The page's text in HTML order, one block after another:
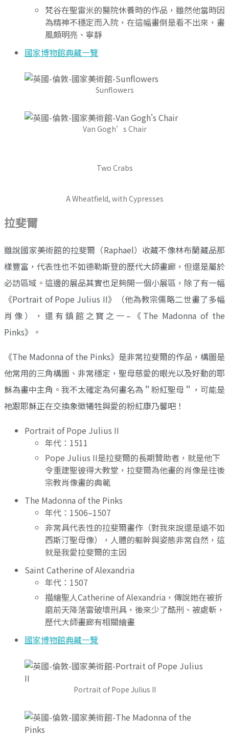
梵谷在聖雷米的醫院休養時的作品，雖然他當時因
為精神不穩定而入院，在這幅畫倒是看不出來，畫
風頗明亮、寧靜
國家博物館典藏一覽
Sunflowers
Van Gogh’s Chair
Two Crabs
A Wheatfield, with Cypresses
拉斐爾
雖說國家美術館的拉斐爾（Raphael）收藏不像林布蘭藏品那
樣豐富，代表性也不如德勒斯登的歷代大師畫廊，但還是屬於
必訪區域。這邊的展品其實也足夠開一個小展區，除了有一幅
《Portrait of Pope Julius II》（他為教宗儒略二世畫了多幅
肖像），還有鎮館之寶之一–《The Madonna of the
Pinks》。
《The Madonna of the Pinks》是非常拉斐爾的作品，構圖是
他常用的三角構圖、非常穩定，聖母慈愛的眼光以及好動的耶
穌為畫中主角。我不太確定為何畫名為＂粉紅聖母＂，可能是
祂跟耶穌正在交換象徵犧牲與愛的粉紅康乃馨吧！
Portrait of Pope Julius II
年代：1511
Pope Julius II是拉斐爾的長期贊助者，就是他下
令重建聖彼得大教堂，拉斐爾為他畫的肖像是往後
宗教肖像畫的典範
The Madonna of the Pinks
年代：1506–1507
非常具代表性的拉斐爾畫作（對我來說還是遠不如
西斯汀聖母像），人體的軀幹與姿態非常自然，這
就是我愛拉斐爾的主因
Saint Catherine of Alexandria
年代：1507
描繪聖人Catherine of Alexandria，傳說她在被折
磨前天降落雷破壞刑具，後來少了酷刑、被處斬，
歷代大師畫廊有相關繪畫
國家博物館典藏一覽
Portrait of Pope Julius II